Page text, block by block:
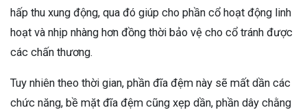
hấp thu xung động, qua đó giúp cho phần cổ hoạt động linh
hoạt và nhịp nhàng hơn đồng thời bảo vệ cho cổ tránh được
các chấn thương.
Tuy nhiên theo thời gian, phần đĩa đệm này sẽ mất dần các
chức năng, bề mặt đĩa đệm cũng xẹp dần, phần dây chằng